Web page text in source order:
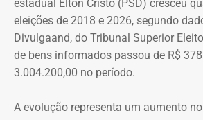
“Creio que duas coisas ainda
seguirem adiante nesta batalha. A
Porque é necessário ter mais do que
adiante no enfrentamento à violência
primeiro é o temor de continuar viva e
estadual Elton Cristo (PSD) cresceu
eleições de 2018 e 2026, segundo
Divulgaand, do Tribunal Superior
de bens informados passou de R$
3.004.200,00 no período.
A evolução representa um aumento